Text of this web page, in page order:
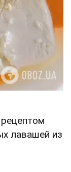
рецептом
лавашей из